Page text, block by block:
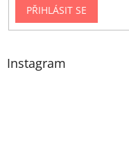
PŘIHLÁSIT SE
Instagram